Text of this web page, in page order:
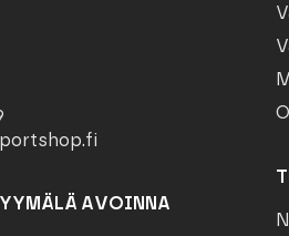
AVOINNA